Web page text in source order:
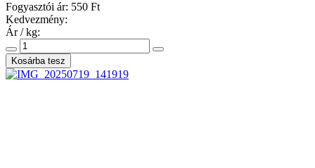
Fogyasztói ár: 550 Ft
Kedvezmény:
Ár / kg: